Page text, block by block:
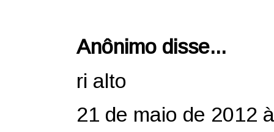
Anônimo disse...
ri alto
21 de maio de 2012